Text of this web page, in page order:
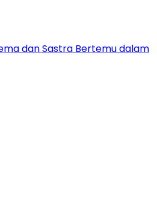
dan Sastra Bertemu dalam